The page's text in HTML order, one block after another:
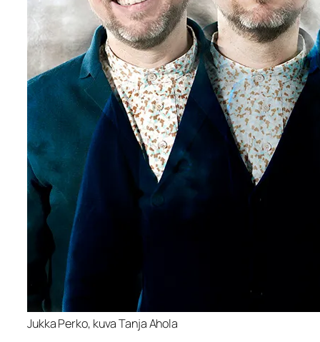
Jukka Perko, kuva Tanja Ahola